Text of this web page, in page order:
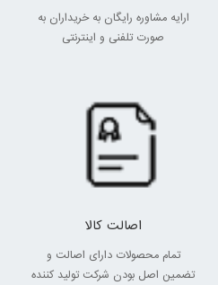
ارایه مشاوره رایگان به خریداران به
صورت تلفنی و اینترنتی
اصالت کالا
تمام محصولات دارای اصالت و
تضمین اصل بودن شرکت تولید کننده